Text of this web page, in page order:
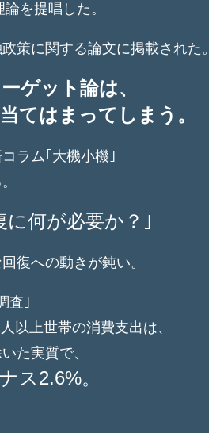
を提唱した。
策に関する論文に掲載された。
ゲット論は、
てはまってしまう。
ラム｢大機小機｣
に何が必要か？｣
復への動きが鈍い。
査｣
以上世帯の消費支出は、
た実質で、
ス2.6%。